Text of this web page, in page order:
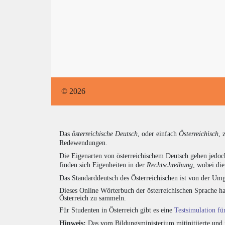
© 2026
Das österreichische Deutsch , oder einfach Österreichisch
Redewendungen.
Die Eigenarten von österreichischem Deutsch gehen
finden sich Eigenheiten in der Rechtschreibung , wobei
Das Standarddeutsch des Österreichischen ist von der
Dieses Online Wörterbuch der österreichischen Sprache
Österreich zu sammeln.
Für Studenten in Österreich gibt es eine Testsimulation
Hinweis: Das vom Bildungsministerium mitinitiierte und